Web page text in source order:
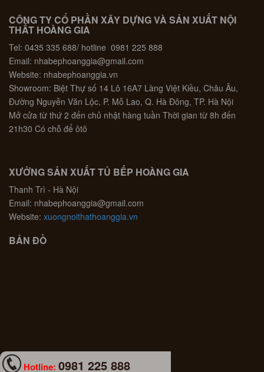
CÔNG TY CỔ PHẦN XÂY DỰNG VÀ SẢN XUẤT NỘI
THẤT HOÀNG GIA
Tel: 0435 335 688/ hotline 0981 225 888
Email: nhabephoanggia@gmail.com
Website: nhabephoanggia.vn
Showroom: Biệt Thự số 14 Lô 16A7 Làng Việt Kiều, Châu Âu,
Đường Nguyễn Văn Lộc, P. Mỗ Lao, Q. Hà Đông, TP. Hà Nội
Mở cửa từ thứ 2 đến chủ nhật hàng tuần Thời gian từ 8h đến
21h30 Có chỗ để ôtô
XƯỞNG SẢN XUẤT TỦ BẾP HOÀNG GIA
Thanh Trì - Hà Nội
Email: nhabephoanggia@gmail.com
Website: xuongnoithathoanggia.vn
BẢN ĐỒ
Hotline: 0981 225 888